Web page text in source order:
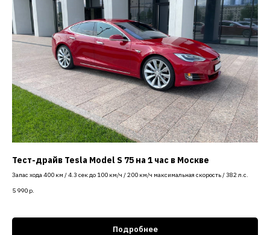
Тест-драйв Tesla Model S 75 на 1 час в Москве
Запас хода 400 км / 4.3 сек до 100 км/ч / 200 км/ч максимальная скорость / 382 л.с.
5 990 р.
Подробнее